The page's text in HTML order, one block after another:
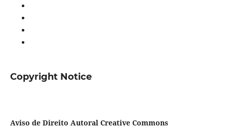
Copyright Notice
Aviso de Direito Autoral Creative Commons